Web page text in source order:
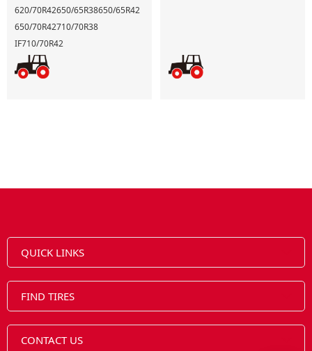
620/70R42650/65R38650/65R42
650/70R42710/70R38
IF710/70R42
QUICK LINKS
FIND TIRES
CONTACT US